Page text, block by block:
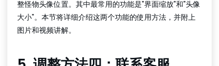
整怪物头像位置。其中最常用的功能是"界面缩放"和"头像
大小"。本节将详细介绍这两个功能的使用方法，并附上
图片和视频讲解。